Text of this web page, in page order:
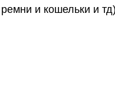
и кошельки и